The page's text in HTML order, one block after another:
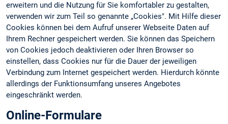
erweitern und die Nutzung für Sie komfortabler zu gestalten,
verwenden wir zum Teil so genannte „Cookies". Mit Hilfe dieser
Cookies können bei dem Aufruf unserer Webseite Daten auf
Ihrem Rechner gespeichert werden. Sie können das Speichern
von Cookies jedoch deaktivieren oder Ihren Browser so
einstellen, dass Cookies nur für die Dauer der jeweiligen
Verbindung zum Internet gespeichert werden. Hierdurch könnte
allerdings der Funktionsumfang unseres Angebotes
eingeschränkt werden.
Online-Formulare